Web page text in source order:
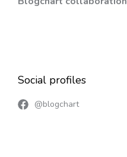
Social profiles
@blogchart